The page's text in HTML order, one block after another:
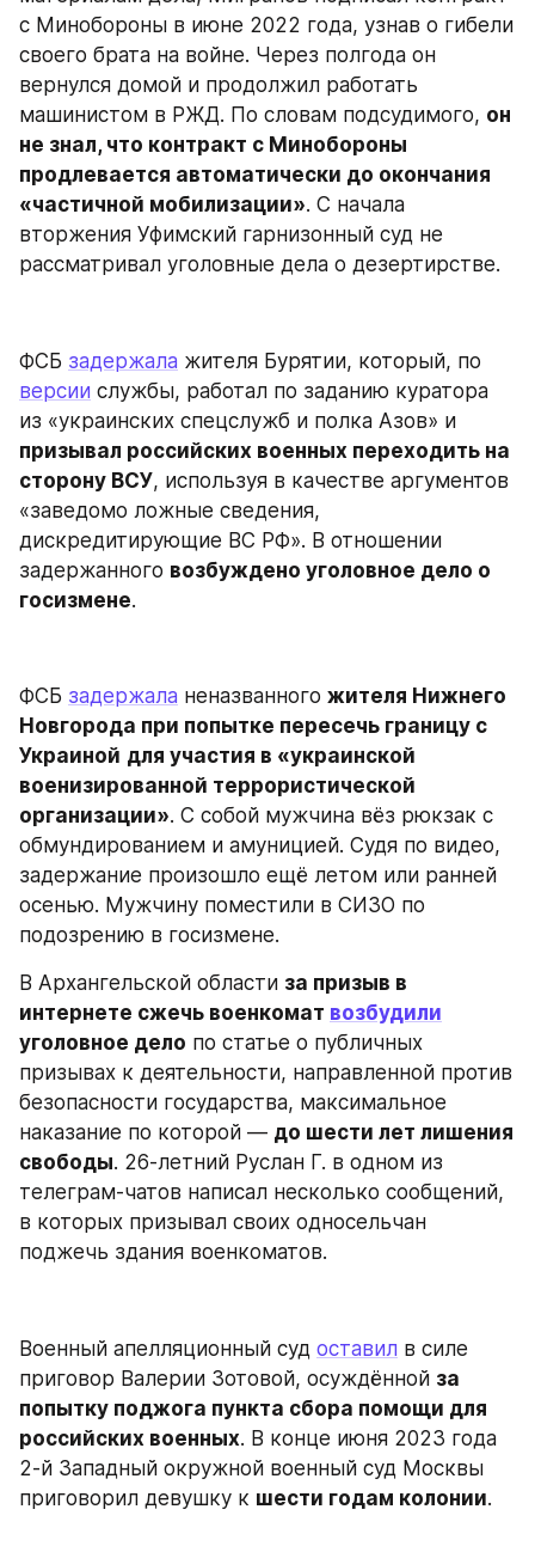
с Минобороны в июне 2022 года, узнав о гибели
своего брата на войне. Через полгода он
вернулся домой и продолжил работать
машинистом в РЖД. По словам подсудимого, он
не знал, что контракт с Минобороны
продлевается автоматически до окончания
«частичной мобилизации». С начала
вторжения Уфимский гарнизонный суд не
рассматривал уголовные дела о дезертирстве.
ФСБ задержала
версии службы, работал по заданию куратора
из «украинских спецслужб и полка Азов» и
призывал российских военных переходить на
сторону ВСУ, используя в качестве аргументов
«заведомо ложные сведения,
дискредитирующие ВС РФ». В отношении
задержанного возбуждено уголовное дело о
госизмене.
ФСБ задержала неназванного жителя Нижнего
Новгорода при попытке пересечь границу с
Украиной для участия в «украинской
военизированной террористической
организации». С собой мужчина вёз рюкзак с
обмундированием и амуницией. Судя по видео,
задержание произошло ещё летом или ранней
осенью. Мужчину поместили в СИЗО по
подозрению в госизмене.
В Архангельской области за призыв в
интернете сжечь военкомат возбудили
уголовное дело по статье о публичных
призывах к деятельности, направленной против
безопасности государства, максимальное
наказание по которой — до шести лет лишения
свободы. 26-летний Руслан Г. в одном из
телеграм-чатов написал несколько сообщений,
в которых призывал своих односельчан
поджечь здания военкоматов.
Военный апелляционный суд оставил в силе
приговор Валерии Зотовой, осуждённой за
попытку поджога пункта сбора помощи для
российских военных. В конце июня 2023 года
2-й Западный окружной военный суд Москвы
приговорил девушку к шести годам колонии.